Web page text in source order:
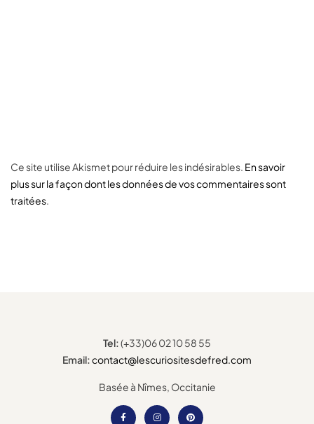
Ce site utilise Akismet pour réduire les indésirables. En savoir
plus sur la façon dont les données de vos commentaires sont
traitées.
Tel:(+33)06 02 10 58 55
Email:contact@lescuriositesdefred.com
Basée à Nîmes, Occitanie